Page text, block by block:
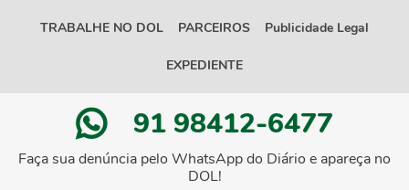
TRABALHE NO DOL PARCEIROS Publicidade Legal
EXPEDIENTE
91 98412-6477
Faça sua denúncia pelo WhatsApp do Diário e apareça no
DOL!